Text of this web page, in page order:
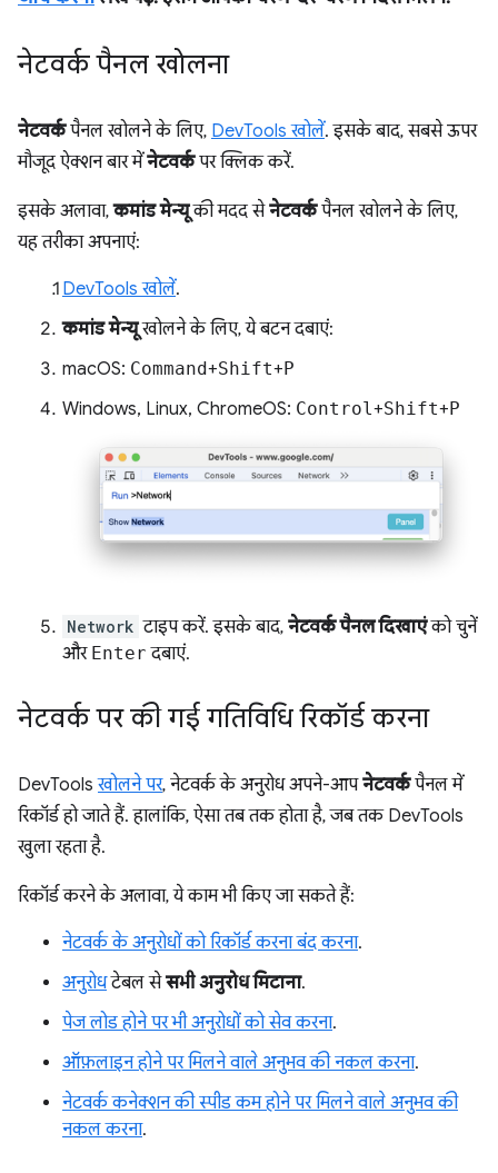
नेटवर्क पैनल खोलना
नेटवर्कपैनल खोलने के लिए, DevTools खोलें. इसके बाद, सबसे ऊपर
मौजूद ऐक्शन बार मेंनेटवर्कपर क्लिक करें.
इसके अलावा,कमांड मेन्यूकी मदद सेनेटवर्कपैनल खोलने के लिए,
यह तरीका अपनाएं:
DevTools खोलें.
कमांड मेन्यूखोलने के लिए, ये बटन दबाएं:
macOS: Command+Shift+P
Windows, Linux, ChromeOS: Control+Shift+P
Network टाइप करें. इसके बाद, नेटवर्क पैनल दिखाएंको चुनें
और Enter दबाएं.
नेटवर्क पर की गई गतिविधि रिकॉर्ड करना
DevToolsखोलने पर, नेटवर्क के अनुरोध अपने-आपनेटवर्कपैनल में
रिकॉर्ड हो जाते हैं. हालांकि, ऐसा तब तक होता है, जब तक DevTools
खुला रहता है.
रिकॉर्ड करने के अलावा, ये काम भी किए जा सकते हैं:
नेटवर्क के अनुरोधों को रिकॉर्ड करना बंद करना.
अनुरोधटेबल सेसभी अनुरोध मिटाना.
पेज लोड होने पर भी अनुरोधों को सेव करना.
ऑफ़लाइन होने पर मिलने वाले अनुभव की नकल करना.
नेटवर्क कनेक्शन की स्पीड कम होने पर मिलने वाले अनुभव की
नकल करना.